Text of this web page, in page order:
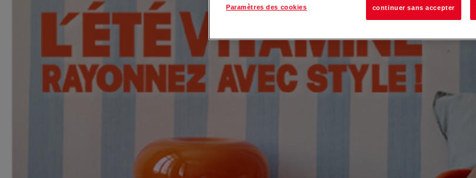
Paramètres des cookies continuer sans accepter